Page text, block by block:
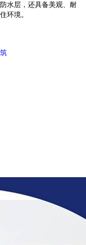
水层，还具备美观、耐
环境。